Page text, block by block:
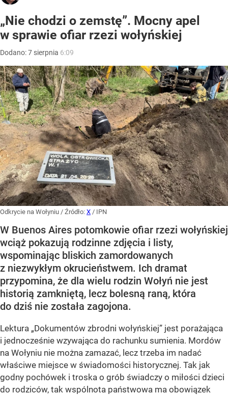
„Nie chodzi o zemstę”. Mocny apel
w sprawie ofiar rzezi wołyńskiej
Dodano:7 sierpnia 6:09
Odkrycie na Wołyniu / Źródło: X / IPN
W Buenos Aires potomkowie ofiar rzezi wołyńskiej
wciąż pokazują rodzinne zdjęcia i listy,
wspominając bliskich zamordowanych
z niezwykłym okrucieństwem. Ich dramat
przypomina, że dla wielu rodzin Wołyń nie jest
historią zamkniętą, lecz bolesną raną, która
do dziś nie została zagojona.
Lektura „Dokumentów zbrodni wołyńskiej” jest porażająca
i jednocześnie wzywająca do rachunku sumienia. Mordów
na Wołyniu nie można zamazać, lecz trzeba im nadać
właściwe miejsce w świadomości historycznej. Tak jak
godny pochówek i troska o grób świadczy o miłości dzieci
do rodziców, tak wspólnota państwowa ma obowiązek